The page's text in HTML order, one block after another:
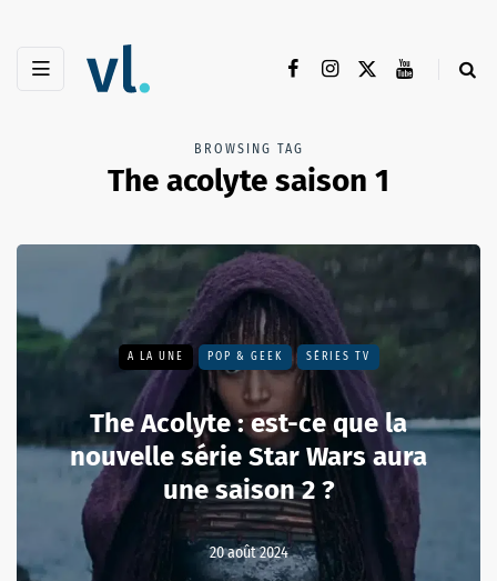
BROWSING TAG
The acolyte saison 1
A LA UNE POP & GEEK SÉRIES TV
The Acolyte : est-ce que la
nouvelle série Star Wars aura
une saison 2 ?
20 août 2024